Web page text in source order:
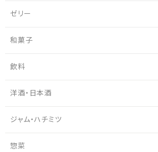
ゼリー
和菓子
飲料
洋酒・日本酒
ジャム・ハチミツ
惣菜